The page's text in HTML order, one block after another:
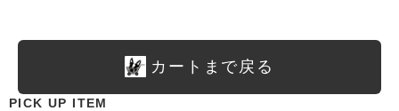
カートまで戻る
PICK UP ITEM